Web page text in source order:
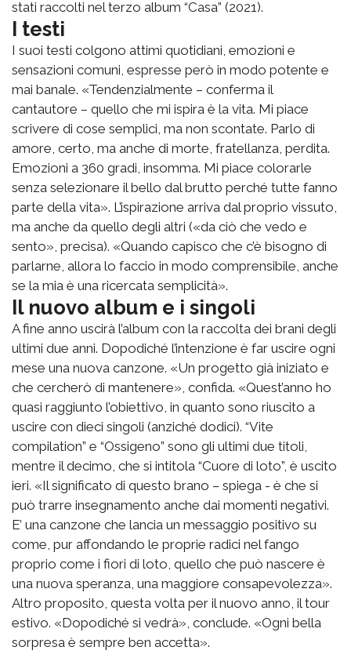
stati raccolti nel terzo album “Casa” (2021).
I testi
I suoi testi colgono attimi quotidiani, emozioni e
sensazioni comuni, espresse però in modo potente e
mai banale. «Tendenzialmente – conferma il
cantautore – quello che mi ispira è la vita. Mi piace
scrivere di cose semplici, ma non scontate. Parlo di
amore, certo, ma anche di morte, fratellanza, perdita.
Emozioni a 360 gradi, insomma. Mi piace colorarle
senza selezionare il bello dal brutto perché tutte fanno
parte della vita». L’ispirazione arriva dal proprio vissuto,
ma anche da quello degli altri («da ciò che vedo e
sento», precisa). «Quando capisco che c’è bisogno di
parlarne, allora lo faccio in modo comprensibile, anche
se la mia è una ricercata semplicità».
Il nuovo album e i singoli
A fine anno uscirà l’album con la raccolta dei brani degli
ultimi due anni. Dopodiché l’intenzione è far uscire ogni
mese una nuova canzone. «Un progetto già iniziato e
che cercherò di mantenere», confida. «Quest’anno ho
quasi raggiunto l’obiettivo, in quanto sono riuscito a
uscire con dieci singoli (anziché dodici). “Vite
compilation” e “Ossigeno” sono gli ultimi due titoli,
mentre il decimo, che si intitola “Cuore di loto”, è uscito
ieri. «Il significato di questo brano – spiega - è che si
può trarre insegnamento anche dai momenti negativi.
E’ una canzone che lancia un messaggio positivo su
come, pur affondando le proprie radici nel fango
proprio come i fiori di loto, quello che può nascere è
una nuova speranza, una maggiore consapevolezza».
Altro proposito, questa volta per il nuovo anno, il tour
estivo. «Dopodiché si vedrà», conclude. «Ogni bella
sorpresa è sempre ben accetta».